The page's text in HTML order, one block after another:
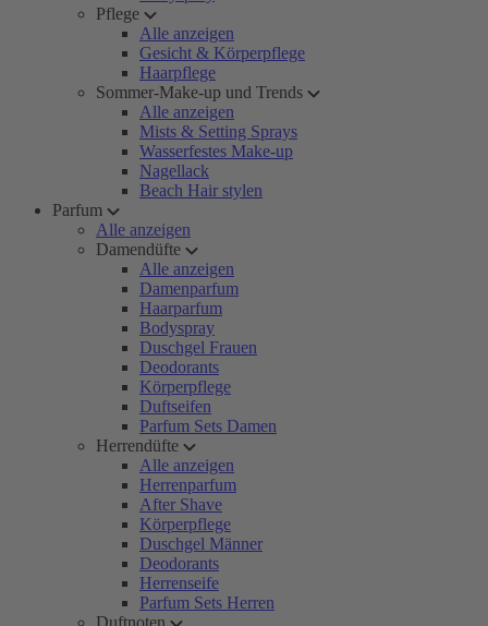
Pflege
Alle anzeigen
Gesicht & Körperpflege
Haarpflege
Sommer-Make-up und Trends
Alle anzeigen
Mists & Setting Sprays
Wasserfestes Make-up
Nagellack
Beach Hair stylen
Parfum
Alle anzeigen
Damendüfte
Alle anzeigen
Damenparfum
Haarparfum
Bodyspray
Duschgel Frauen
Deodorants
Körperpflege
Duftseifen
Parfum Sets Damen
Herrendüfte
Alle anzeigen
Herrenparfum
After Shave
Körperpflege
Duschgel Männer
Deodorants
Herrenseife
Parfum Sets Herren
Duftnoten